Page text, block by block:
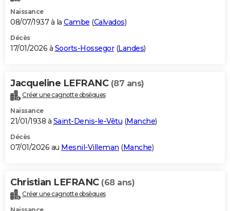
Naissance
08/07/1937 à la Cambe (Calvados)
Décès
17/01/2026 à Soorts-Hossegor(Landes)
Jacqueline LEFRANC (87 ans)
Créer une cagnotte obsèques
Naissance
21/01/1938 à Saint-Denis-le-Vêtu (Manche)
Décès
07/01/2026 au Mesnil-Villeman (Manche)
Christian LEFRANC (68 ans)
Créer une cagnotte obsèques